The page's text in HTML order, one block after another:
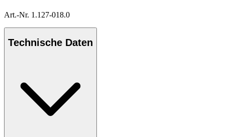
Art.-Nr. 1.127-018.0
Technische Daten